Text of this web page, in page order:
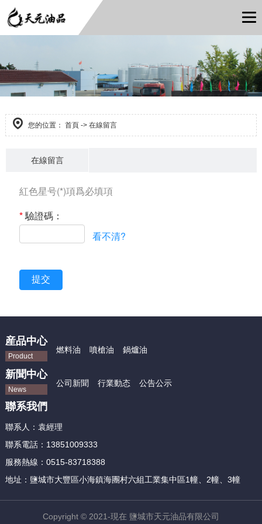
您的位置： 首頁-> 在線留言
在線留言
紅色星号(*)項爲必填項
*驗證碼：
看不清?
提交
産品中心
Product
燃料油 噴槍油 鍋爐油
新聞中心
News
公司新聞 行業動态 公告公示
聯系我們
聯系人： 袁經理
聯系電話： 13851009333
服務熱線： 0515-83718388
地址：鹽城市大豐區小海鎮海團村六組工業集中區1幢、2幢、3幢
Copyright © 2021-現在 鹽城市天元油品有限公司